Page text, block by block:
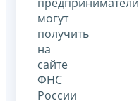
могут
получить
на
сайте
ФНС
России